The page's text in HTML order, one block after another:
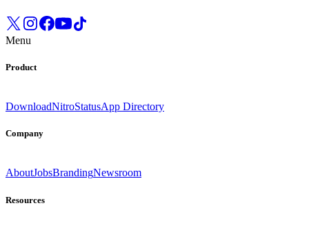
Menu
Product
DownloadNitroStatusApp Directory
Company
AboutJobsBrandingNewsroom
Resources